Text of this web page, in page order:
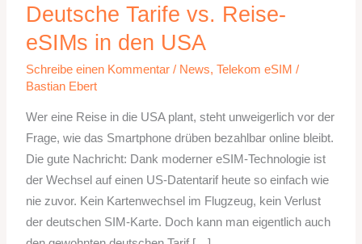
Deutsche Tarife vs. Reise-
eSIMs in den USA
Schreibe einen Kommentar / News,Telekom eSIM /
Bastian Ebert
Wer eine Reise in die USA plant, steht unweigerlich vor der
Frage, wie das Smartphone drüben bezahlbar online bleibt.
Die gute Nachricht: Dank moderner eSIM-Technologie ist
der Wechsel auf einen US-Datentarif heute so einfach wie
nie zuvor. Kein Kartenwechsel im Flugzeug, kein Verlust
der deutschen SIM-Karte. Doch kann man eigentlich auch